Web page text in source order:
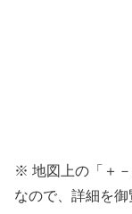
※ 地図上の「＋
なので、詳細を御